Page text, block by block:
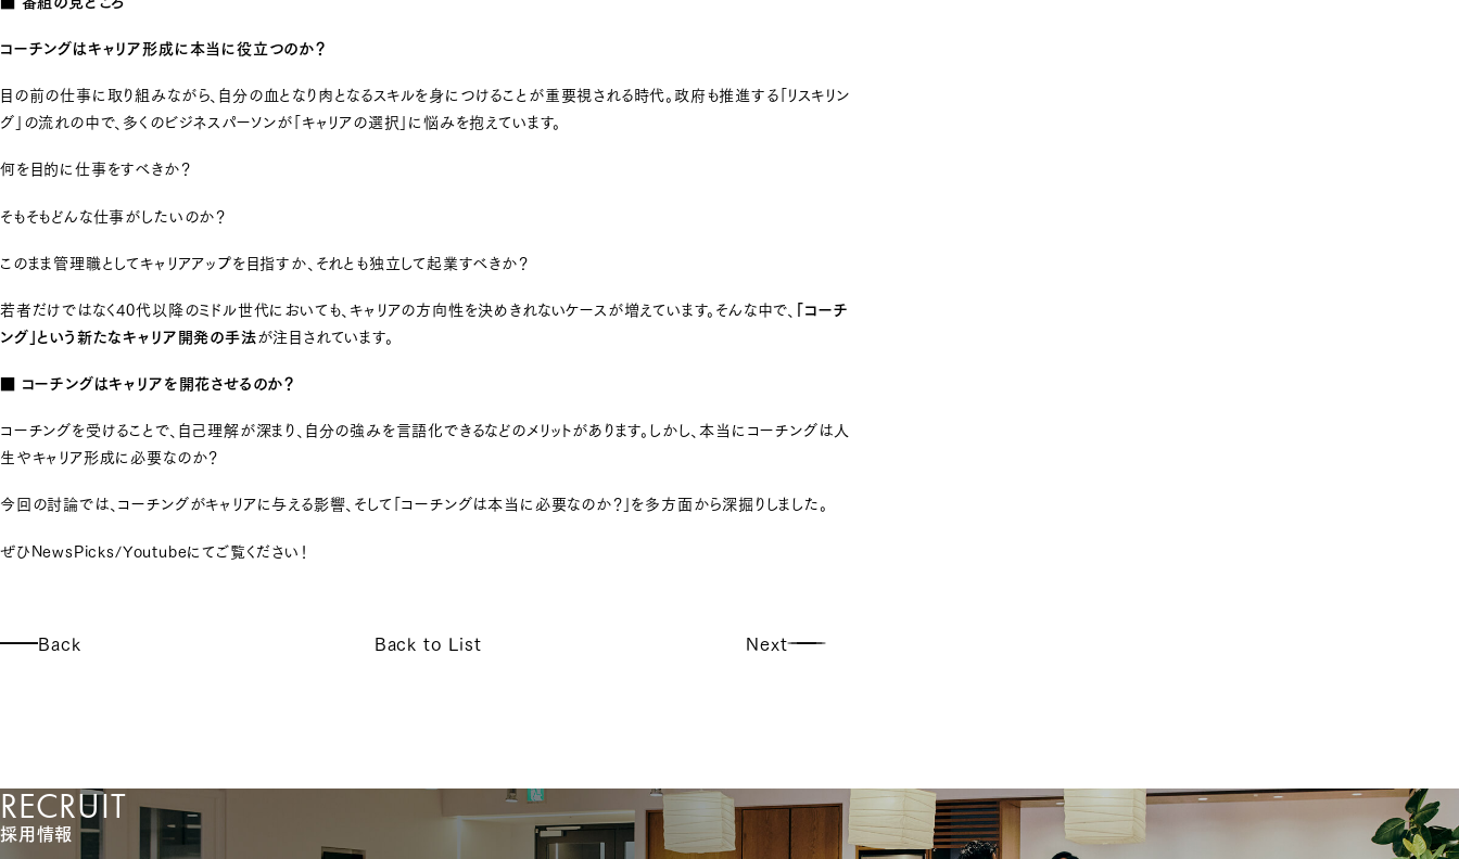
コーチングはキャリア形成に本当に役立つのか？
目の前の仕事に取り組みながら、自分の血となり肉となるスキルを身につけることが重要視される時代。政府も推進する「リスキリン
グ」の流れの中で、多くのビジネスパーソンが「キャリアの選択」に悩みを抱えています。
何を目的に仕事をすべきか？
そもそもどんな仕事がしたいのか？
このまま管理職としてキャリアアップを目指すか、それとも独立して起業すべきか？
若者だけではなく40代以降のミドル世代においても、キャリアの方向性を決めきれないケースが増えています。そんな中で、 「コーチ
ング」という新たなキャリア開発の手法が注目されています。
■ コーチングはキャリアを開花させるのか？
コーチングを受けることで、自己理解が深まり、自分の強みを言語化できるなどのメリットがあります。しかし、本当にコーチングは人
生やキャリア形成に必要なのか？
今回の討論では、コーチングがキャリアに与える影響、そして「コーチングは本当に必要なのか？」を多方面から深掘りしました。
ぜひNewsPicks/Youtubeにてご覧ください！
Back Back to List Next
RECRUIT
採用情報